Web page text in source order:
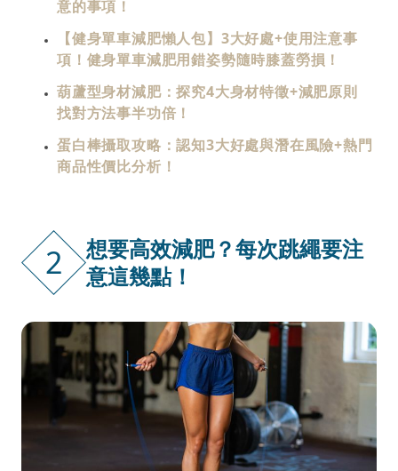
意的事項！
【健身單車減肥懶人包】3大好處+使用注意事
項！健身單車減肥用錯姿勢隨時膝蓋勞損！
葫蘆型身材減肥：探究4大身材特徵+減肥原則
找對方法事半功倍！
蛋白棒攝取攻略：認知3大好處與潛在風險+熱門
商品性價比分析！
2
想要高效減肥？每次跳繩要注
意這幾點！